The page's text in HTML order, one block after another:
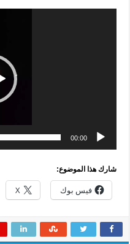
00:00
شارك هذا الموضوع:
فيس بوك X